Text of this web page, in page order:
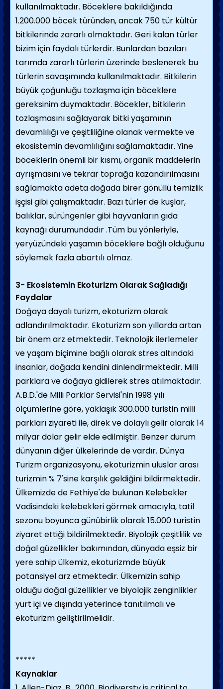
kullanılmaktadır. Böceklere bakıldığında
1.200.000 böcek türünden, ancak 750 tür kültür
bitkilerinde zararlı olmaktadır. Geri kalan türler
bizim için faydalı türlerdir. Bunlardan bazıları
tarımda zararlı türlerin üzerinde beslenerek bu
türlerin savaşımında kullanılmaktadır. Bitkilerin
büyük çoğunluğu tozlaşma için böceklere
gereksinim duymaktadır. Böcekler, bitkilerin
tozlaşmasını sağlayarak bitki yaşamının
devamlılığı ve çeşitliliğine olanak vermekte ve
ekosistemin devamlılığını sağlamaktadır. Yine
böceklerin önemli bir kısmı, organik maddelerin
ayrışmasını ve tekrar toprağa kazandırılmasını
sağlamakta adeta doğada birer gönüllü temizlik
işçisi gibi çalışmaktadır. Bazı türler de kuşlar,
balıklar, sürüngenler gibi hayvanların gıda
kaynağı durumundadır .Tüm bu yönleriyle,
yeryüzündeki yaşamın böceklere bağlı olduğunu
söylemek fazla abartılı olmaz.
3- Ekosistemin Ekoturizm Olarak Sağladığı
Faydalar
Doğaya dayalı turizm, ekoturizm olarak
adlandırılmaktadır. Ekoturizm son yıllarda artan
bir önem arz etmektedir. Teknolojik ilerlemeler
ve yaşam biçimine bağlı olarak stres altındaki
insanlar, doğada kendini dinlendirmektedir. Milli
parklara ve doğaya gidilerek stres atılmaktadır.
A.B.D.'de Milli Parklar Servisi'nin 1998 yılı
ölçümlerine göre, yaklaşık 300.000 turistin milli
parkları ziyareti ile, direk ve dolaylı gelir olarak 14
milyar dolar gelir elde edilmiştir. Benzer durum
dünyanın diğer ülkelerinde de vardır. Dünya
Turizm organizasyonu, ekoturizmin uluslar arası
turizmin % 7'sine karşılık geldiğini bildirmektedir.
Ülkemizde de Fethiye'de bulunan Kelebekler
Vadisindeki kelebekleri görmek amacıyla, tatil
sezonu boyunca günübirlik olarak 15.000 turistin
ziyaret ettiği bildirilmektedir. Biyolojik çeşitlilik ve
doğal güzellikler bakımından, dünyada eşsiz bir
yere sahip ülkemiz, ekoturizmde büyük
potansiyel arz etmektedir. Ülkemizin sahip
olduğu doğal güzellikler ve biyolojik zenginlikler
yurt içi ve dışında yeterince tanıtılmalı ve
ekoturizm geliştirilmelidir.
*****
Kaynaklar